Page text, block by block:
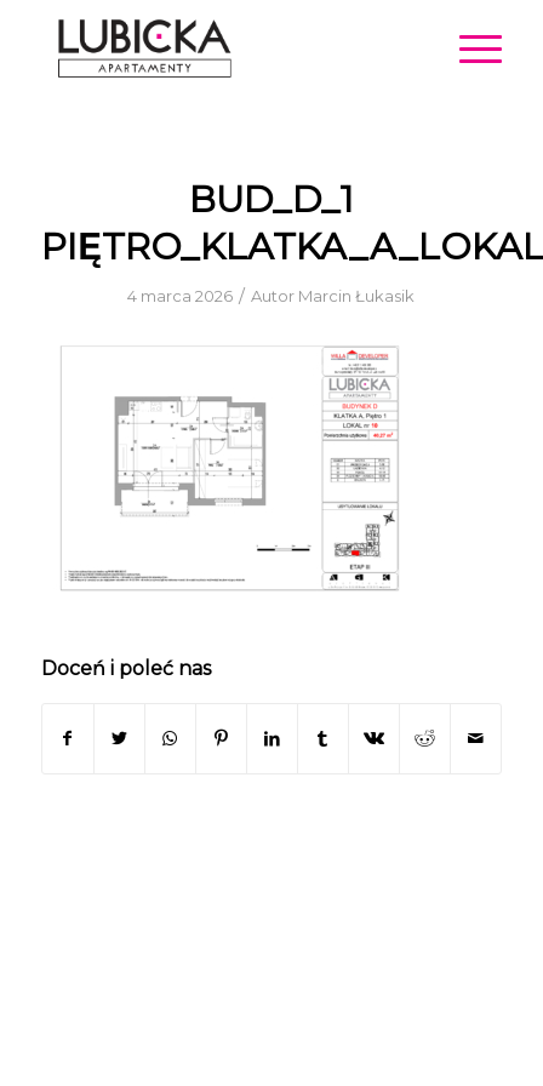
BUD_D_1
4 marca 2026 / Autor Marcin Łukasik
Doceń i poleć nas